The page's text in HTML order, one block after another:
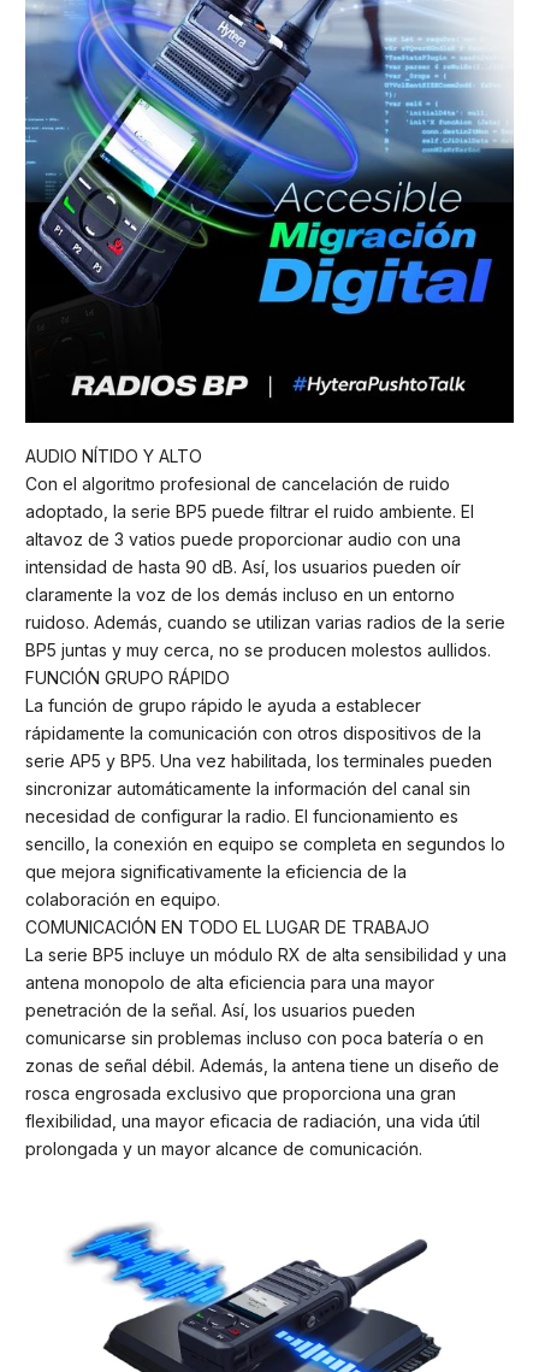
AUDIO NÍTIDO Y ALTO
Con el algoritmo profesional de cancelación de ruido
adoptado, la serie BP5 puede filtrar el ruido ambiente. El
altavoz de 3 vatios puede proporcionar audio con una
intensidad de hasta 90 dB. Así, los usuarios pueden oír
claramente la voz de los demás incluso en un entorno
ruidoso. Además, cuando se utilizan varias radios de la serie
BP5 juntas y muy cerca, no se producen molestos aullidos.
FUNCIÓN GRUPO RÁPIDO
La función de grupo rápido le ayuda a establecer
rápidamente la comunicación con otros dispositivos de la
serie AP5 y BP5. Una vez habilitada, los terminales pueden
sincronizar automáticamente la información del canal sin
necesidad de configurar la radio. El funcionamiento es
sencillo, la conexión en equipo se completa en segundos lo
que mejora significativamente la eficiencia de la
colaboración en equipo.
COMUNICACIÓN EN TODO EL LUGAR DE TRABAJO
La serie BP5 incluye un módulo RX de alta sensibilidad y una
antena monopolo de alta eficiencia para una mayor
penetración de la señal. Así, los usuarios pueden
comunicarse sin problemas incluso con poca batería o en
zonas de señal débil. Además, la antena tiene un diseño de
rosca engrosada exclusivo que proporciona una gran
flexibilidad, una mayor eficacia de radiación, una vida útil
prolongada y un mayor alcance de comunicación.